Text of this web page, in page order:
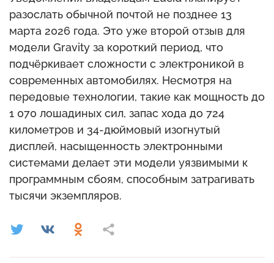
разослать обычной почтой не позднее 13
марта 2026 года. Это уже второй отзыв для
модели Gravity за короткий период, что
подчёркивает сложности с электроникой в
современных автомобилях. Несмотря на
передовые технологии, такие как мощность до
1 070 лошадиных сил, запас хода до 724
километров и 34-дюймовый изогнутый
дисплей, насыщенность электронными
системами делает эти модели уязвимыми к
программным сбоям, способным затрагивать
тысячи экземпляров.